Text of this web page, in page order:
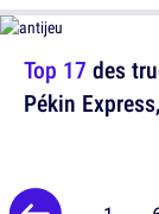
Top 17 des
Pékin